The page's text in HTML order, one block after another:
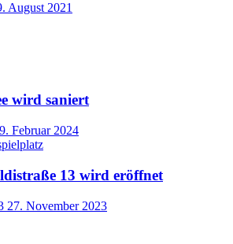
August 2021
wird saniert
Februar 2024
13 wird eröffnet
27. November 2023